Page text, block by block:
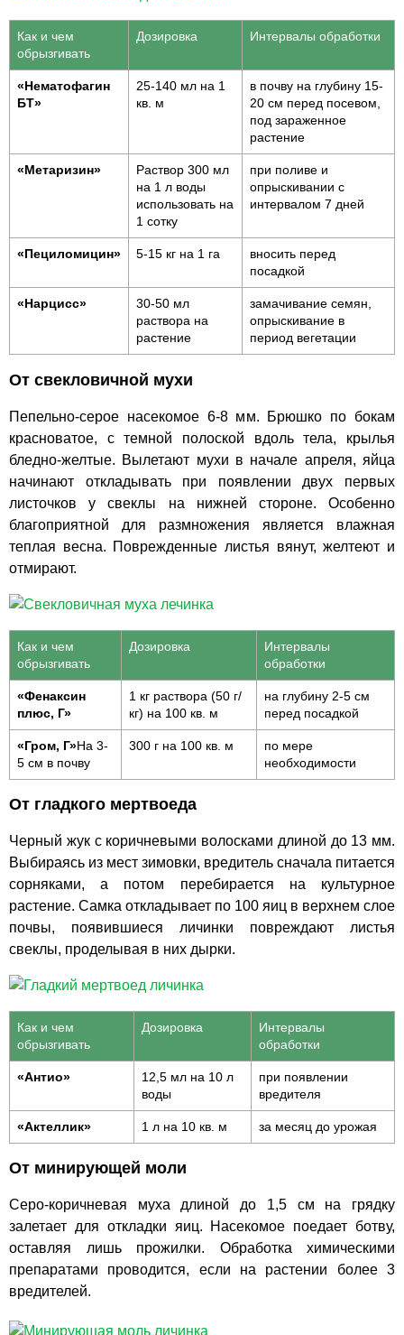
Как и чем
обрызгивать
Дозировка Интервалы обработки
«Нематофагин
БТ»
25-140 мл на 1
кв. м
в почву на глубину 15-
20 см перед посевом,
под зараженное
растение
«Метаризин»
Раствор 300 мл
на 1 л воды
использовать на
1 сотку
при поливе и
опрыскивании с
интервалом 7 дней
«Пециломицин» 5-15 кг на 1 га
вносить перед
посадкой
«Нарцисс»
30-50 мл
раствора на
растение
замачивание семян,
опрыскивание в
период вегетации
От свекловичной мухи
Пепельно-серое насекомое 6-8 мм. Брюшко по бокам
красноватое, с темной полоской вдоль тела, крылья
бледно-желтые. Вылетают мухи в начале апреля, яйца
начинают откладывать при появлении двух первых
листочков у свеклы на нижней стороне. Особенно
благоприятной для размножения является влажная
теплая весна. Поврежденные листья вянут, желтеют и
отмирают.
Как и чем
обрызгивать
Дозировка
Интервалы
обработки
«Фенаксин
плюс, Г»
1 кг раствора (50 г/
кг) на 100 кв. м
на глубину 2-5 см
перед посадкой
«Гром, Г»На 3-
5 см в почву
300 г на 100 кв. м
по мере
необходимости
От гладкого мертвоеда
Черный жук с коричневыми волосками длиной до 13 мм.
Выбираясь из мест зимовки, вредитель сначала питается
сорняками, а потом перебирается на культурное
растение. Самка откладывает по 100 яиц в верхнем слое
почвы, появившиеся личинки повреждают листья
свеклы, проделывая в них дырки.
Как и чем
обрызгивать
Дозировка
Интервалы
обработки
«Антио»
12,5 мл на 10 л
воды
при появлении
вредителя
«Актеллик» 1 л на 10 кв. м за месяц до урожая
От минирующей моли
Серо-коричневая муха длиной до 1,5 см на грядку
залетает для откладки яиц. Насекомое поедает ботву,
оставляя лишь прожилки. Обработка химическими
препаратами проводится, если на растении более 3
вредителей.